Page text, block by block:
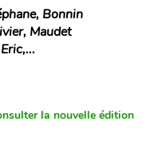
Bonnin
Maudet
la nouvelle édition